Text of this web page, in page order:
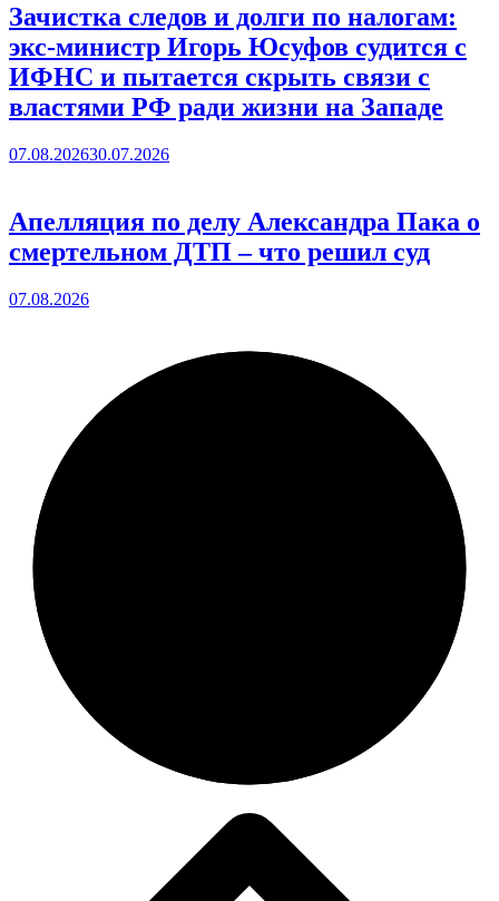
Зачистка следов и долги по налогам:
экс-министр Игорь Юсуфов судится с
ИФНС и пытается скрыть связи с
властями РФ ради жизни на Западе
07.08.202630.07.2026
Апелляция по делу Александра Пака о
смертельном ДТП – что решил суд
07.08.2026